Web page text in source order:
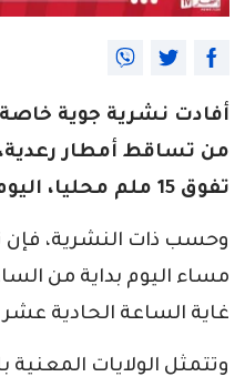
أفادت نشرية جوية خاصة
من تساقط أمطار
تفوق 15 ملم محليا، اليوم الثلاثاء.
وحسب ذات النشرية، فإن
مساء اليوم بداية من
غاية الساعة الحادية عشر
وتتمثل الولايات